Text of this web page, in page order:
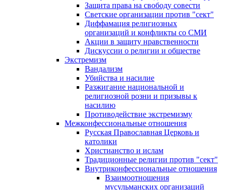
Защита права на свободу совести
Светские организации против "сект"
Диффамация религиозных
организаций и конфликты со СМИ
Акции в защиту нравственности
Дискуссии о религии и обществе
Экстремизм
Вандализм
Убийства и насилие
Разжигание национальной и
религиозной розни и призывы к
насилию
Противодействие экстремизму
Межконфессиональные отношения
Русская Православная Церковь и
католики
Христианство и ислам
Традиционные религии против "сект"
Внутриконфессиональные отношения
Взаимоотношения
мусульманских организаций